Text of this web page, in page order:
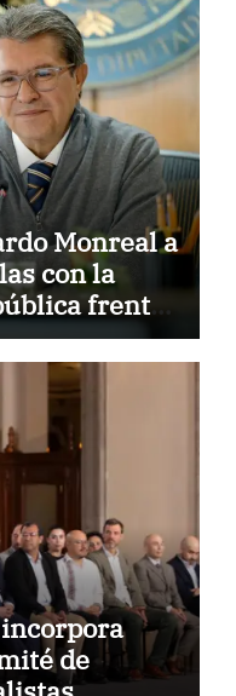
Monreal a
con la
frente
del
de